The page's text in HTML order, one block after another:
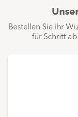
Bestellen Sie ihr
für Schritt